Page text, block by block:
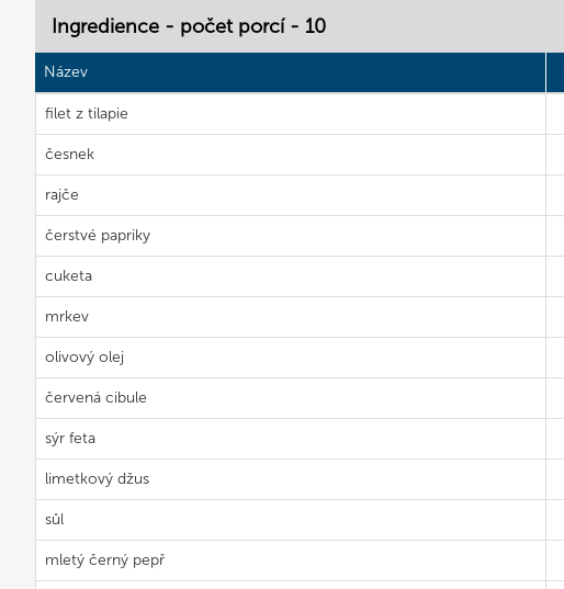
Ingredience - počet porcí - 10
Název
filet z tilapie
česnek
rajče
čerstvé papriky
cuketa
mrkev
olivový olej
červená cibule
sýr feta
limetkový džus
sůl
mletý černý pepř